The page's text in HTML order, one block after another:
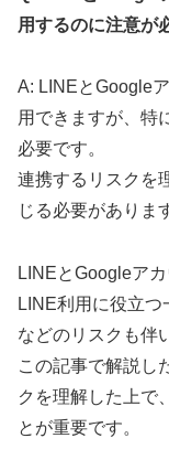
用するのに注意が
A: LINEとGoogle
用できますが、特
必要です。
連携するリスクを
じる必要がありま
LINEとGoogleア
LINE利用に役立
などのリスクも伴
この記事で解説し
クを理解した上で
とが重要です。